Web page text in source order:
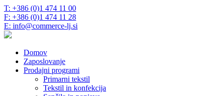
T: +386 (0)1 474 11 00
F: +386 (0)1 474 11 28
E: info@commerce-lj.si
Domov
Zaposlovanje
Prodajni programi
Primarni tekstil
Tekstil in konfekcija